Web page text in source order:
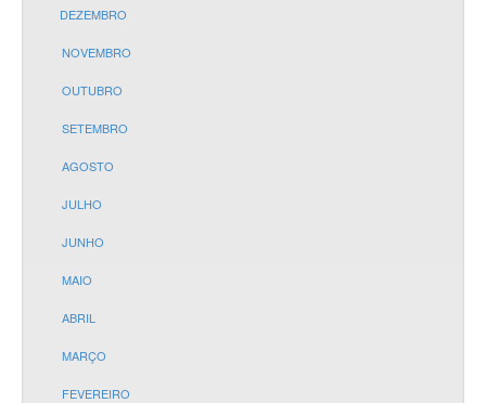
DEZEMBRO
NOVEMBRO
OUTUBRO
SETEMBRO
AGOSTO
JULHO
JUNHO
MAIO
ABRIL
MARÇO
FEVEREIRO